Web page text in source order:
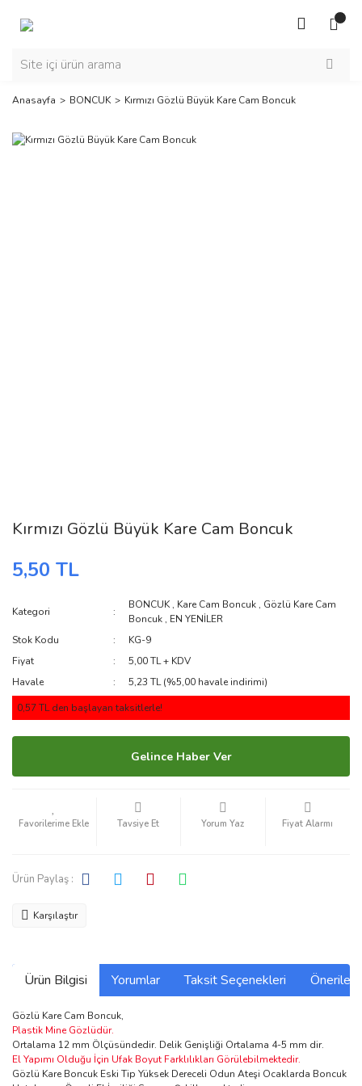
Anasayfa BONCUK Kırmızı Gözlü Büyük Kare Cam Boncuk
Kırmızı Gözlü Büyük Kare Cam Boncuk
5,50 TL
Kategori
BONCUK , Kare Cam Boncuk , Gözlü Kare Cam
Boncuk , EN YENİLER
Stok Kodu
KG-9
Fiyat
5,00 TL + KDV
Havale
5,23 TL (%5,00 havale indirimi)
0,57 TL den başlayan taksitlerle!
Gelince Haber Ver
Tavsiye Et Yorum Yaz Fiyat Alarmı
Ürün Paylaş :
Karşılaştır
Ürün Bilgisi Yorumlar Taksit Seçenekleri
Gözlü Kare Cam Boncuk,
Plastik Mine Gözlüdür.
Ortalama 12 mm Ölçüsündedir. Delik Genişliği Ortalama 4-5 mm dir.
El Yapımı Olduğu İçin Ufak Boyut Farklılıkları Görülebilmektedir.
Gözlü Kare Boncuk Eski Tip Yüksek Dereceli Odun Ateşi Ocaklarda Boncuk